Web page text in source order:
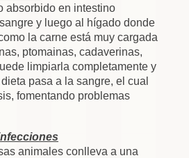
absorbido en intestino
y luego al hígado donde
la carne está muy cargada
ptomainas, cadaverinas,
limpiarla completamente y
pasa a la sangre, el cual
fomentando problemas
animales conlleva a una